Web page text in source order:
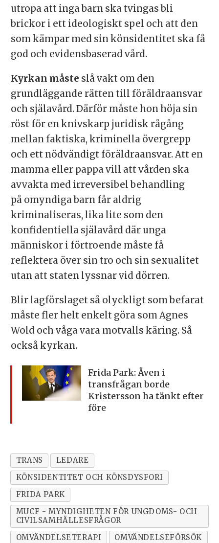
utropa att inga barn ska tvingas bli
brickor i ett ideologiskt spel och att den
som kämpar med sin könsidentitet ska få
god och evidensbaserad vård.
Kyrkan måste slå vakt om den
grundläggande rätten till föräldraansvar
och själa­vård. Därför måste hon höja sin
röst för en knivskarp juridisk rågång
mellan faktiska, kriminella övergrepp
och ett nödvändigt föräldraansvar. Att en
mamma eller pappa vill att vården ska
avvakta med irreversibel behandling
på omyndiga barn får aldrig
kriminaliseras, lika lite som den
konfidentiella själavård där unga
människor i förtroende måste få
reflektera över sin tro och sin sexualitet
utan att staten lyssnar vid dörren.
Blir lagförslaget så olyckligt som befarat
måste fler helt enkelt göra som Agnes
Wold och våga vara motvalls käring. Så
också kyrkan.
Frida Park: Även i
transfrågan borde
Kristersson ha tänkt efter
före
TRANS
LEDARE
KÖNSIDENTITET OCH KÖNSDYSFORI
FRIDA PARK
MUCF - MYNDIGHETEN FÖR UNGDOMS- OCH
CIVILSAMHÄLLESFRÅGOR
OMVÄNDELSETERAPI
OMVÄNDELSEFÖRSÖK